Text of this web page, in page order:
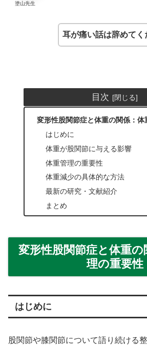
塗山先生
耳が痛い話は辞めてく
目次
変形性股関節症と体重の関係：体
はじめに
体重が股関節に与える影響
体重管理の重要性
体重減少の具体的な方法
最新の研究・文献紹介
まとめ
変形性股関節症と体重の
理の重要性
はじめに
股関節や膝関節について語り続ける